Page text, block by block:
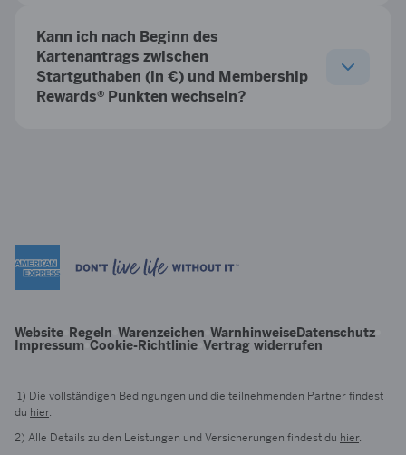
Kann ich nach Beginn des
Kartenantrags zwischen
Startguthaben (in €) und Membership
Rewards® Punkten wechseln?
Website Regeln Warenzeichen WarnhinweiseDatenschutz
Impressum Cookie-Richtlinie Vertrag widerrufen
1) Die vollständigen Bedingungen und die teilnehmenden Partner findest
du hier.
2) Alle Details zu den Leistungen und Versicherungen findest du hier.